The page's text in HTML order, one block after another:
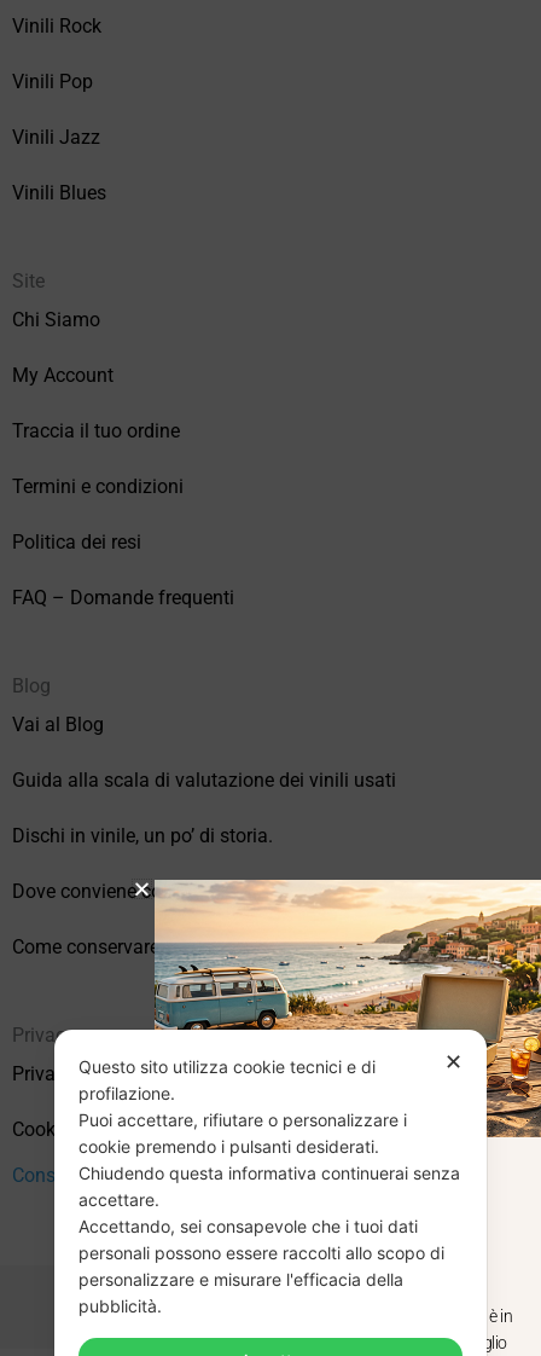
Vinili Rock
Vinili Pop
Vinili Jazz
Vinili Blues
Site
Chi Siamo
My Account
Traccia il tuo ordine
Termini e condizioni
Politica dei resi
FAQ – Domande frequenti
Blog
Vai al Blog
Guida alla scala di valutazione dei vinili usati
Dischi in vinile, un po’ di storia.
Dove conviene comprare vinili online?
Come conservare correttamente i vinili usati
Privacy
Privacy Policy
Cookie Policy (UE)
Consenso
✕
Questo sito utilizza cookie tecnici e di
profilazione.
Puoi accettare, rifiutare o personalizzare i
cookie premendo i pulsanti desiderati.
Chiudendo questa informativa continuerai senza
accettare.
Accettando, sei consapevole che i tuoi dati
personali possono essere raccolti allo scopo di
personalizzare e misurare l'efficacia della
pubblicità.
CHIUSURA
ESTIVA
Dal 29 luglio al 31 agosto venditaviniliusati.it è in
pausa estiva. Gli ordini ricevuti entro il 29 luglio